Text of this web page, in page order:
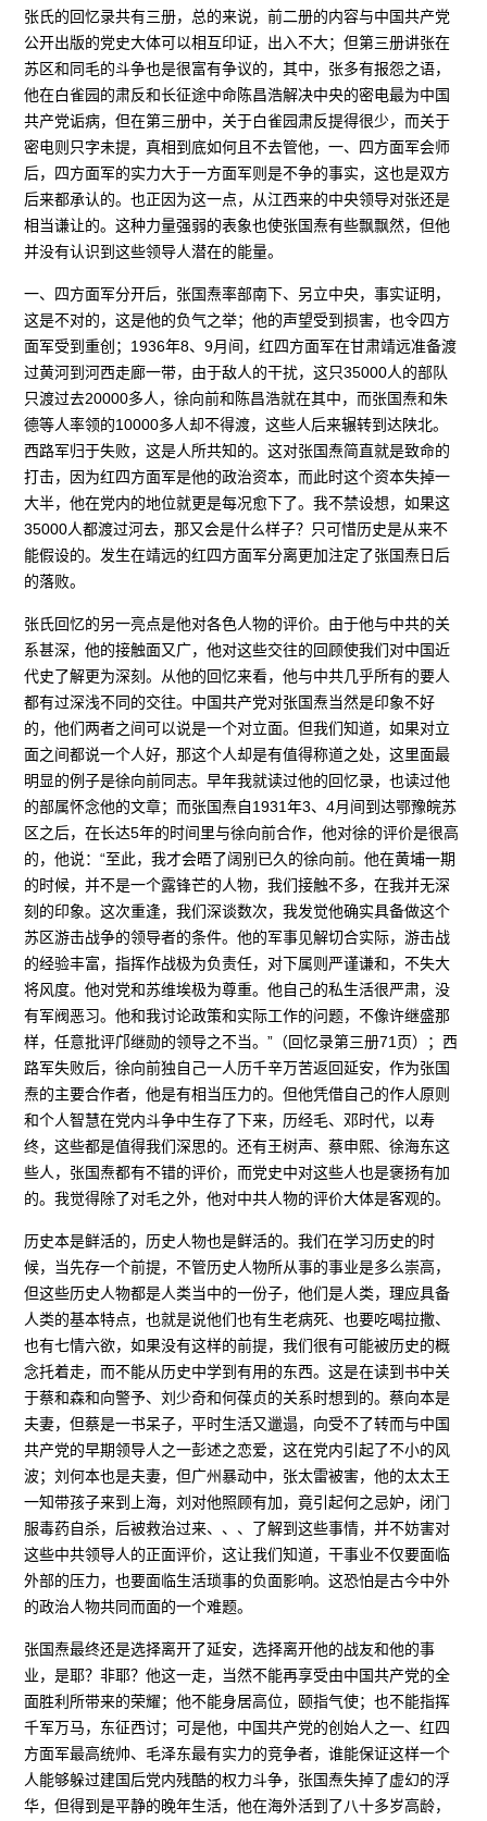
张氏的回忆录共有三册，总的来说，前二册的内容与中国共产党
公开出版的党史大体可以相互印证，出入不大；但第三册讲张在
苏区和同毛的斗争也是很富有争议的，其中，张多有报怨之语，
他在白雀园的肃反和长征途中命陈昌浩解决中央的密电最为中国
共产党诟病，但在第三册中，关于白雀园肃反提得很少，而关于
密电则只字未提，真相到底如何且不去管他，一、四方面军会师
后，四方面军的实力大于一方面军则是不争的事实，这也是双方
后来都承认的。也正因为这一点，从江西来的中央领导对张还是
相当谦让的。这种力量强弱的表象也使张国焘有些飘飘然，但他
并没有认识到这些领导人潜在的能量。
一、四方面军分开后，张国焘率部南下、另立中央，事实证明，
这是不对的，这是他的负气之举；他的声望受到损害，也令四方
面军受到重创；1936年8、9月间，红四方面军在甘肃靖远准备渡
过黄河到河西走廊一带，由于敌人的干扰，这只35000人的部队
只渡过去20000多人，徐向前和陈昌浩就在其中，而张国焘和朱
德等人率领的10000多人却不得渡，这些人后来辗转到达陕北。
西路军归于失败，这是人所共知的。这对张国焘简直就是致命的
打击，因为红四方面军是他的政治资本，而此时这个资本失掉一
大半，他在党内的地位就更是每况愈下了。我不禁设想，如果这
35000人都渡过河去，那又会是什么样子？只可惜历史是从来不
能假设的。发生在靖远的红四方面军分离更加注定了张国焘日后
的落败。
张氏回忆的另一亮点是他对各色人物的评价。由于他与中共的关
系甚深，他的接触面又广，他对这些交往的回顾使我们对中国近
代史了解更为深刻。从他的回忆来看，他与中共几乎所有的要人
都有过深浅不同的交往。中国共产党对张国焘当然是印象不好
的，他们两者之间可以说是一个对立面。但我们知道，如果对立
面之间都说一个人好，那这个人却是有值得称道之处，这里面最
明显的例子是徐向前同志。早年我就读过他的回忆录，也读过他
的部属怀念他的文章；而张国焘自1931年3、4月间到达鄂豫皖苏
区之后，在长达5年的时间里与徐向前合作，他对徐的评价是很高
的，他说：“至此，我才会晤了阔别已久的徐向前。他在黄埔一期
的时候，并不是一个露锋芒的人物，我们接触不多，在我并无深
刻的印象。这次重逢，我们深谈数次，我发觉他确实具备做这个
苏区游击战争的领导者的条件。他的军事见解切合实际，游击战
的经验丰富，指挥作战极为负责任，对下属则严谨谦和，不失大
将风度。他对党和苏维埃极为尊重。他自己的私生活很严肃，没
有军阀恶习。他和我讨论政策和实际工作的问题，不像许继盛那
样，任意批评邝继勋的领导之不当。”（回忆录第三册71页）；西
路军失败后，徐向前独自己一人历千辛万苦返回延安，作为张国
焘的主要合作者，他是有相当压力的。但他凭借自己的作人原则
和个人智慧在党内斗争中生存了下来，历经毛、邓时代，以寿
终，这些都是值得我们深思的。还有王树声、蔡申熙、徐海东这
些人，张国焘都有不错的评价，而党史中对这些人也是褒扬有加
的。我觉得除了对毛之外，他对中共人物的评价大体是客观的。
历史本是鲜活的，历史人物也是鲜活的。我们在学习历史的时
候，当先存一个前提，不管历史人物所从事的事业是多么崇高，
但这些历史人物都是人类当中的一份子，他们是人类，理应具备
人类的基本特点，也就是说他们也有生老病死、也要吃喝拉撒、
也有七情六欲，如果没有这样的前提，我们很有可能被历史的概
念托着走，而不能从历史中学到有用的东西。这是在读到书中关
于蔡和森和向警予、刘少奇和何葆贞的关系时想到的。蔡向本是
夫妻，但蔡是一书呆子，平时生活又邋遢，向受不了转而与中国
共产党的早期领导人之一彭述之恋爱，这在党内引起了不小的风
波；刘何本也是夫妻，但广州暴动中，张太雷被害，他的太太王
一知带孩子来到上海，刘对他照顾有加，竟引起何之忌妒，闭门
服毒药自杀，后被救治过来、、、了解到这些事情，并不妨害对
这些中共领导人的正面评价，这让我们知道，干事业不仅要面临
外部的压力，也要面临生活琐事的负面影响。这恐怕是古今中外
的政治人物共同而面的一个难题。
张国焘最终还是选择离开了延安，选择离开他的战友和他的事
业，是耶？非耶？他这一走，当然不能再享受由中国共产党的全
面胜利所带来的荣耀；他不能身居高位，颐指气使；也不能指挥
千军万马，东征西讨；可是他，中国共产党的创始人之一、红四
方面军最高统帅、毛泽东最有实力的竞争者，谁能保证这样一个
人能够躲过建国后党内残酷的权力斗争，张国焘失掉了虚幻的浮
华，但得到是平静的晚年生活，他在海外活到了八十多岁高龄，